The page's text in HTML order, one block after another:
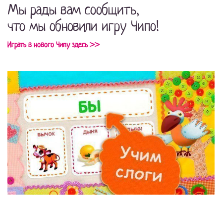
Мы рады вам сообщить,
что мы обновили игру Чипо!
Играть в нового Чипу здесь >>